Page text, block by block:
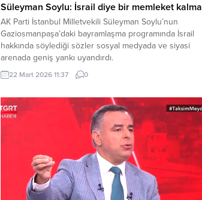
Süleyman Soylu: İsrail diye bir memleket
AK Parti İstanbul Milletvekili Süleyman Soylu’nun
Gaziosmanpaşa’daki bayramlaşma programında İsrail
hakkında söylediği sözler sosyal medyada ve siyasi
arenada geniş yankı uyandırdı.
22 Mart 2026 11:37 0